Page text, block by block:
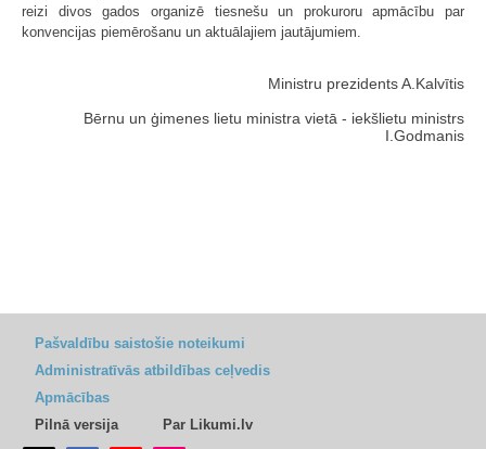
reizi divos gados organizē tiesnešu un prokuroru apmācību par
konvencijas piemērošanu un aktuālajiem jautājumiem.
Ministru prezidents A.Kalvītis
Bērnu un ģimenes lietu ministra vietā - iekšlietu ministrs
I.Godmanis
Pašvaldību saistošie noteikumi
Administratīvās atbildības ceļvedis
Apmācības
Pilnā versija
Par Likumi.lv